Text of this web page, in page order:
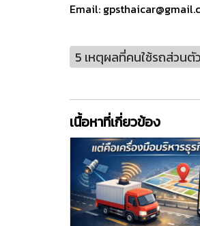
Email:
5 เหตุผลที่คนใช้รถส่วนตั
เนื้อหาที่เกี่ยวข้อง